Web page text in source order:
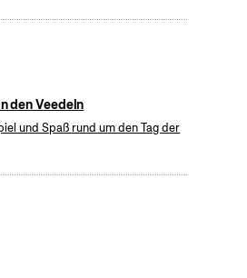
den Veedeln
und Spaß rund um den Tag der